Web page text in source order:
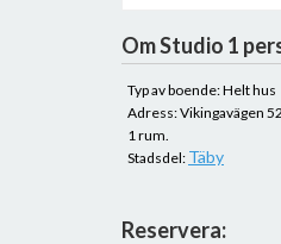
Om Studio 1
Typ av boende: Helt hus
Adress: Vikingavägen
1 rum.
Stadsdel: Täby
Reservera: